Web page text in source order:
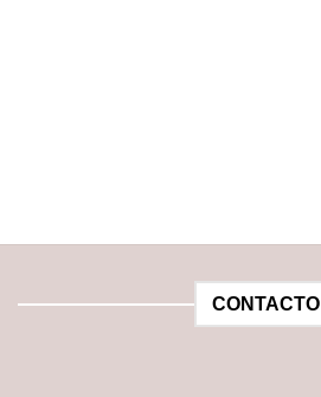
CONTACTO